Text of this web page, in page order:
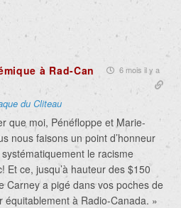
à Rad-Can 6 mois il y a
du Cliteau
que moi, Pénéfloppe et Marie-
nous faisons un point d’honneur
le racisme
Et ce, jusqu’à hauteur des $150
Carney a pigé dans vos poches de
équitablement à Radio-Canada. »